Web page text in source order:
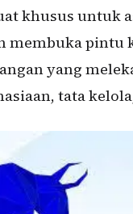
khusus untuk
membuka pintu
yang
tata